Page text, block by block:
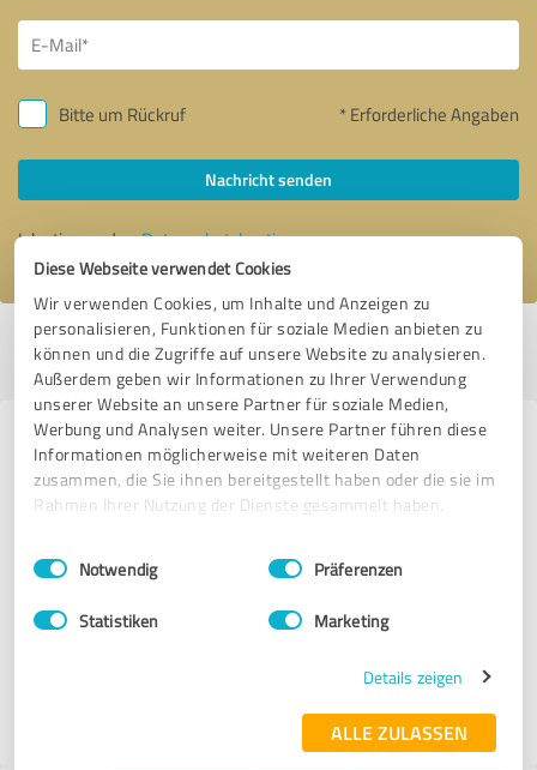
Diese Webseite verwendet Cookies
Wir verwenden Cookies, um Inhalte und Anzeigen zu
personalisieren, Funktionen für soziale Medien anbieten zu
können und die Zugriffe auf unsere Website zu analysieren.
Außerdem geben wir Informationen zu Ihrer Verwendung
unserer Website an unsere Partner für soziale Medien,
Werbung und Analysen weiter. Unsere Partner führen diese
Informationen möglicherweise mit weiteren Daten
zusammen, die Sie ihnen bereitgestellt haben oder die sie im
Rahmen Ihrer Nutzung der Dienste gesammelt haben.
Impressum Datenschutzbestimmungen
Einwilligungsauswahl
Notwendig Präferenzen
Statistiken Marketing
Details zeigen
ALLE ZULASSEN
Bitte um Rückruf * Erforderliche Angaben
Nachricht senden
Ich stimme denDatenschutzbestimmungenzu.
Profil aktiv seit 02.10.2017 | Letzte Aktualisierung: 08.07.2026
melden
Erfahrungen zu weiteren
Anbietern aus dem Bereich
Dienstleistungen
Rümpel Meister